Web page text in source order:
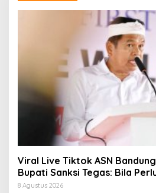
Viral Live Tiktok ASN
Bupati Sanksi Tegas: Bila
8 Agustus 2026